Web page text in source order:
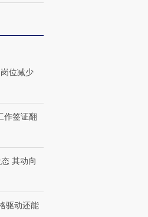
位减少
作签证翻
其动向
驱动还能